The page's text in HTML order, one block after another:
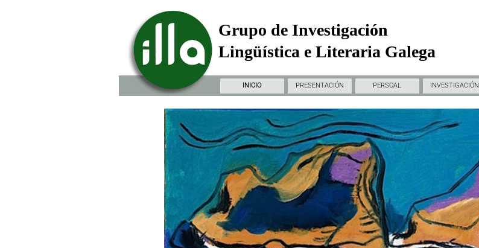
Grupo de Investigación
Lingüística e Literaria Galega
INICIO PRESENTACIÓN PERSOAL INVESTIGACIÓN